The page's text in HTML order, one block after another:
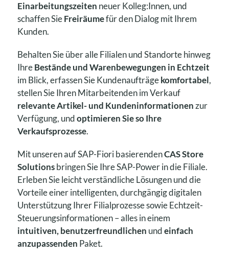
Einarbeitungszeiten neuer Kolleg:Innen, und
schaffen SieFreiräumefür den Dialog mit Ihrem
Kunden.
Behalten Sie über alle Filialen und Standorte hinweg
IhreBestände und Warenbewegungen in Echtzeit
im Blick, erfassen Sie Kundenaufträgekomfortabel,
stellen Sie Ihren Mitarbeitenden im Verkauf
relevante Artikel- und Kundeninformationenzur
Verfügung, undoptimieren Sie so Ihre
Verkaufsprozesse.
Mit unseren auf SAP-Fiori basierendenCAS Store
Solutionsbringen Sie Ihre SAP-Power in die Filiale.
Erleben Sie leicht verständliche Lösungen und die
Vorteile einer intelligenten, durchgängig digitalen
Unterstützung Ihrer Filialprozesse sowie Echtzeit-
Steuerungsinformationen – alles in einem
intuitiven, benutzerfreundlichen undeinfach
anzupassenden Paket.